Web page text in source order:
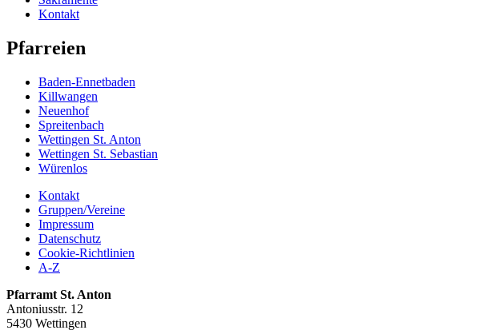
Kontakt
Pfarreien
Baden-Ennetbaden
Killwangen
Neuenhof
Spreitenbach
Wettingen St. Anton
Wettingen St. Sebastian
Würenlos
Kontakt
Gruppen/Vereine
Impressum
Datenschutz
Cookie-Richtlinien
A-Z
Pfarramt St. Anton
Antoniusstr. 12
5430 Wettingen